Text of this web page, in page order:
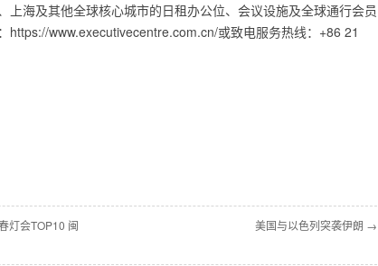
上海及其他全球核心城市的日租办公位、会议设施及全球通行会员
https://www.executivecentre.com.cn/或致电服务热线：+86 21
灯会TOP10 闽
美国与以色列突袭伊朗 →